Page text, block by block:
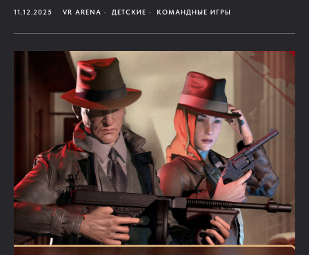
11.12.2025 VR ARENA ДЕТСКИЕ КОМАНДНЫЕ ИГРЫ